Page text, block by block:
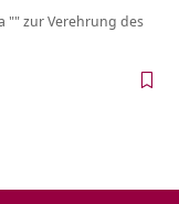
"" zur Verehrung des